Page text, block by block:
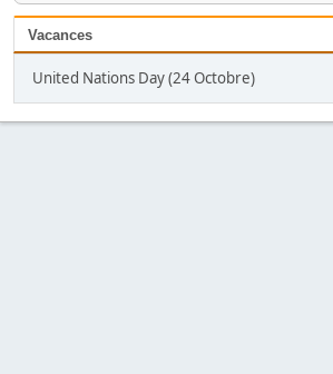
Vacances
United Nations Day (24 Octobre)